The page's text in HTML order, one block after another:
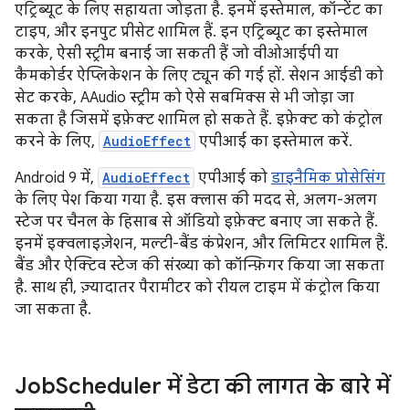
एट्रिब्यूट के लिए सहायता जोड़ता है. इनमें इस्तेमाल, कॉन्टेंट का
टाइप, और इनपुट प्रीसेट शामिल हैं. इन एट्रिब्यूट का इस्तेमाल
करके, ऐसी स्ट्रीम बनाई जा सकती हैं जो वीओआईपी या
कैमकोर्डर ऐप्लिकेशन के लिए ट्यून की गई हों. सेशन आईडी को
सेट करके, AAudio स्ट्रीम को ऐसे सबमिक्स से भी जोड़ा जा
सकता है जिसमें इफ़ेक्ट शामिल हो सकते हैं. इफ़ेक्ट को कंट्रोल
करने के लिए, AudioEffect एपीआई का इस्तेमाल करें.
Android 9 में, AudioEffect एपीआई को डाइनैमिक प्रोसेसिंग
के लिए पेश किया गया है. इस क्लास की मदद से, अलग-अलग
स्टेज पर चैनल के हिसाब से ऑडियो इफ़ेक्ट बनाए जा सकते हैं.
इनमें इक्वलाइज़ेशन, मल्टी-बैंड कंप्रेशन, और लिमिटर शामिल हैं.
बैंड और ऐक्टिव स्टेज की संख्या को कॉन्फ़िगर किया जा सकता
है. साथ ही, ज़्यादातर पैरामीटर को रीयल टाइम में कंट्रोल किया
जा सकता है.
JobScheduler में डेटा की लागत के बारे में